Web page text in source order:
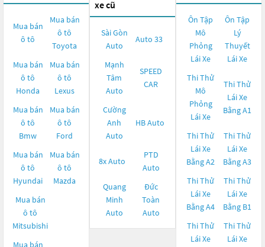
Mua bán
ô tô
Mua bán
ô tô
Toyota
Mua bán
ô tô
Honda
Mua bán
ô tô
Lexus
Mua bán
ô tô
Bmw
Mua bán
ô tô
Ford
Mua bán
ô tô
Hyundai
Mua bán
ô tô
Mazda
Mua bán
ô tô
Mitsubishi
Mua bán
xe cũ
Sài Gòn
Auto
Auto 33
Mạnh
Tâm
Auto
SPEED
CAR
Cường
Anh
Auto
HB Auto
8x Auto
PTD
Auto
Quang
Minh
Auto
Đức
Toàn
Auto
Ôn Tập
Mô
Phỏng
Lái Xe
Ôn Tập
Lý
Thuyết
Lái Xe
Thi Thử
Mô
Phỏng
Lái Xe
Thi Thử
Lái Xe
Bằng A1
Thi Thử
Lái Xe
Bằng A2
Thi Thử
Lái Xe
Bằng A3
Thi Thử
Lái Xe
Bằng A4
Thi Thử
Lái Xe
Bằng B1
Thi Thử
Lái Xe
Thi Thử
Lái Xe